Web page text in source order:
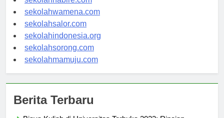
sekolahnabire.com
sekolahwamena.com
sekolahsalor.com
sekolahindonesia.org
sekolahsorong.com